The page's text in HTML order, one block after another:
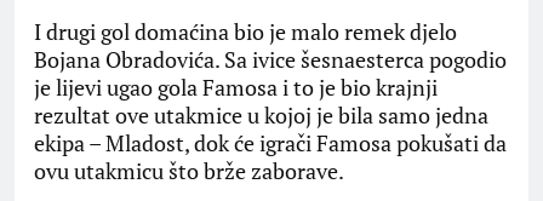
I drugi gol domaćina bio je malo remek djelo
Bojana Obradovića. Sa ivice šesnaesterca pogodio
je lijevi ugao gola Famosa i to je bio krajnji
rezultat ove utakmice u kojoj je bila samo jedna
ekipa – Mladost, dok će igrači Famosa pokušati da
ovu utakmicu što brže zaborave.